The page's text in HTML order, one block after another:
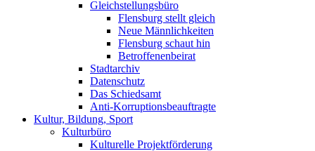
Gleichstellungsbüro
Flensburg stellt gleich
Neue Männlichkeiten
Flensburg schaut hin
Betroffenenbeirat
Stadtarchiv
Datenschutz
Das Schiedsamt
Anti-Korruptionsbeauftragte
Kultur, Bildung, Sport
Kulturbüro
Kulturelle Projektförderung